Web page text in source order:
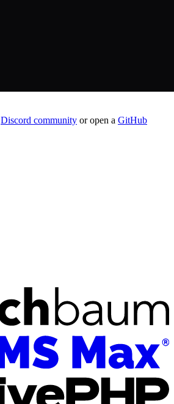
Discord community or open a GitHub